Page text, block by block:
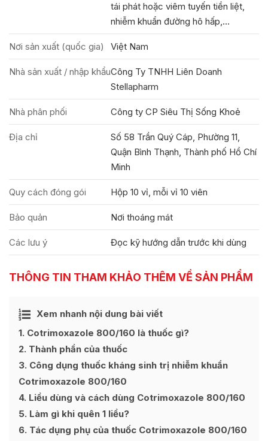
tái phát hoặc viêm tuyến tiền liệt,
nhiễm khuẩn đường hô hấp,...
Nơi sản xuất (quốc gia) Việt Nam
Nhà sản xuất / nhập khẩuCông Ty TNHH Liên Doanh
Stellapharm
Nhà phân phối Công ty CP Siêu Thị Sống Khoẻ
Địa chỉ
Số 58 Trần Quý Cáp, Phường 11,
Quận Bình Thạnh, Thành phố Hồ Chí
Minh
Quy cách đóng gói Hộp 10 vỉ, mỗi vỉ 10 viên
Bảo quản Nơi thoáng mát
Các lưu ý Đọc kỹ hướng dẫn trước khi dùng
THÔNG TIN THAM KHẢO THÊM VỀ SẢN PHẨM
Xem nhanh nội dung bài viết
Ẩn
1 Cotrimoxazole 800/160 là thuốc gì?
2 Thành phần của thuốc
3 Công dụng thuốc kháng sinh trị nhiễm khuẩn
Cotrimoxazole 800/160
4 Liều dùng và cách dùng Cotrimoxazole 800/160
5 Làm gì khi quên 1 liều?
6 Tác dụng phụ của thuốc Cotrimoxazole 800/160